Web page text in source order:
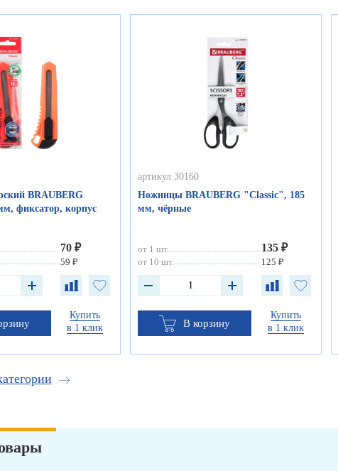
BRAUBERG
фиксатор, корпус
70 ₽
59 ₽
Купить
в 1 клик
артикул 30160
Ножницы BRAUBERG "Classic", 185
мм, чёрные
от 1 шт. 135 ₽
от 10 шт. 125 ₽
В корзину
Купить
в 1 клик